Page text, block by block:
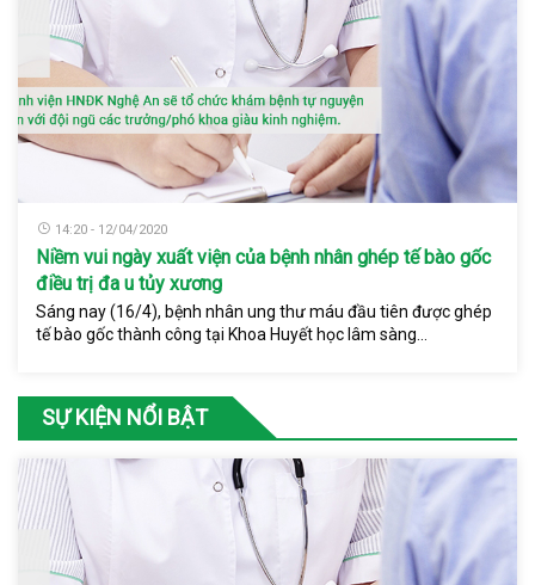
14:20 - 12/04/2020
Niềm vui ngày xuất viện của bệnh nhân ghép tế bào gốc
điều trị đa u tủy xương
Sáng nay (16/4), bệnh nhân ung thư máu đầu tiên được ghép
tế bào gốc thành công tại Khoa Huyết học lâm sàng...
SỰ KIỆN NỔI BẬT